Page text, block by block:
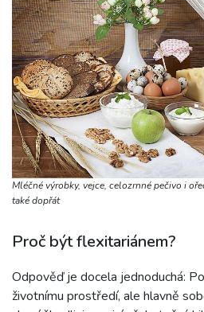
Mléčné výrobky, vejce, celozrnné pečivo i
také dopřát
Proč být flexitariánem?
Odpověď je docela jednoduchá:
životnímu prostředí, ale hlavně